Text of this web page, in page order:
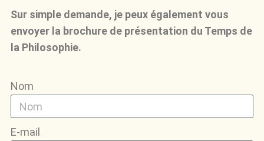
Sur simple demande, je peux également vous
envoyer la brochure de présentation du Temps de
la Philosophie.
Nom
E-mail